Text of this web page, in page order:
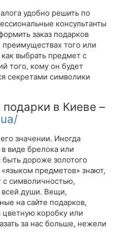
удобно решить по
консультанты
заказ подарков
того или
выбрать предмет с
того, кому он будет
символики
в Киеве –
значении. Иногда
виде брелока или
дороже золотого
предметов» знают,
с символичностью,
души. Вещи,
на сайте подарков,
цветную коробку или
за нас больше, нежели